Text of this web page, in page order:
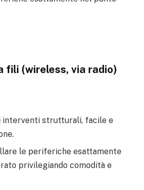
fili (wireless, via radio)
interventi strutturali, facile e
le periferiche esattamente
privilegiando comodità e